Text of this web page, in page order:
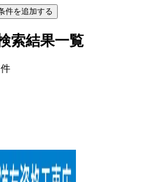
件を追加する
索結果一覧
件